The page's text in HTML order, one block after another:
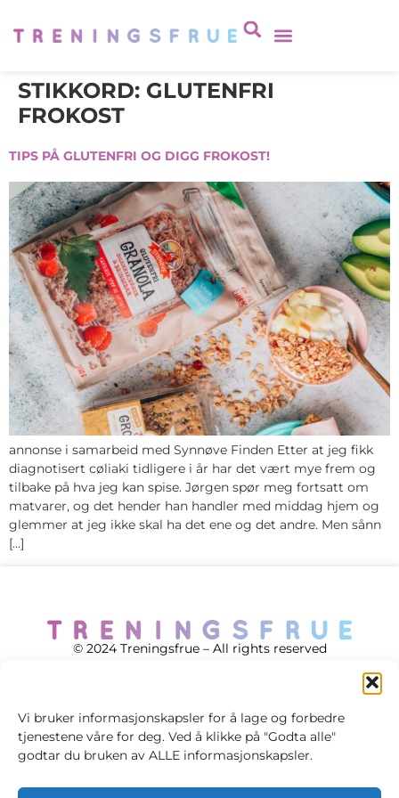
Vi bruker informasjonskapsler for å lage og forbedre
tjenestene våre for deg. Ved å klikke på "Godta alle"
godtar du bruken av ALLE informasjonskapsler.
STIKKORD: GLUTENFRI
FROKOST
TIPS PÅ GLUTENFRI OG DIGG FROKOST!
annonse i samarbeid med Synnøve Finden Etter at jeg fikk
diagnotisert cøliaki tidligere i år har det vært mye frem og
tilbake på hva jeg kan spise. Jørgen spør meg fortsatt om
matvarer, og det hender han handler med middag hjem og
glemmer at jeg ikke skal ha det ene og det andre. Men sånn
[…]
© 2024 Treningsfrue – All rights reserved
Cookie policy